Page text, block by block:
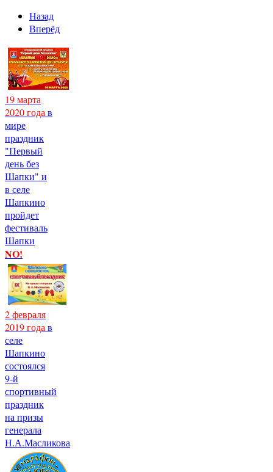
Назад
Вперёд
19 марта
2020 года в
мире
праздник
"Первый
день без
Шапки" и
в селе
Шапкино
пройдет
фестиваль
Шапки
NO!
2 февраля
2019 года в
селе
Шапкино
состоялся
9-й
спортивный
праздник
на призы
генерала
Н.А.Масликова